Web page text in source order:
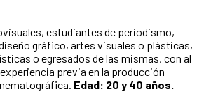
estudiantes de periodismo,
gráfico, artes visuales o plásticas,
o egresados de las mismas, con al
previa en la producción
Edad: 20 y 40 años.